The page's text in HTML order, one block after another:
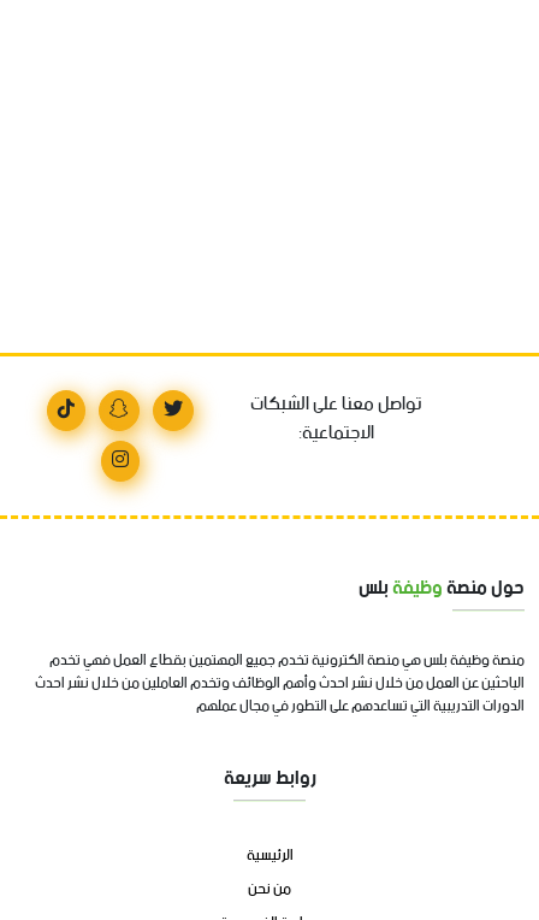
تواصل معنا على الشبكات
الاجتماعية:
حول منصةوظيفةبلس
منصة وظيفة بلس هي منصة الكترونية تخدم جميع المهتمين بقطاع العمل فهي تخدم
الباحثين عن العمل من خلال نشر احدث وأهم الوظائف وتخدم العاملين من خلال نشر احدث
الدورات التدريبية التي تساعدهم على التطور في مجال عملهم
روابط سريعة
الرئيسية
من نحن